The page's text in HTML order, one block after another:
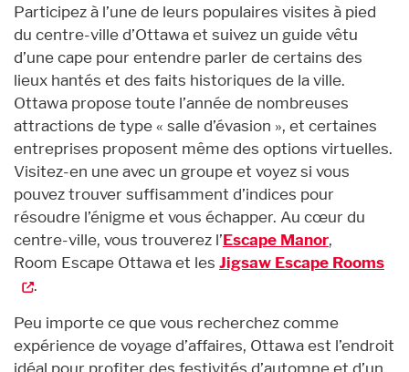
Participez à l’une de leurs populaires visites à pied
du centre-ville d’Ottawa et suivez un guide vêtu
d’une cape pour entendre parler de certains des
lieux hantés et des faits historiques de la ville.
Ottawa propose toute l’année de nombreuses
attractions de type « salle d’évasion », et certaines
entreprises proposent même des options virtuelles.
Visitez-en une avec un groupe et voyez si vous
pouvez trouver suffisamment d’indices pour
résoudre l’énigme et vous échapper. Au cœur du
centre-ville, vous trouverez l’Escape Manor,
Room Escape Ottawa et les Jigsaw Escape Rooms
.
Peu importe ce que vous recherchez comme
expérience de voyage d’affaires, Ottawa est l’endroit